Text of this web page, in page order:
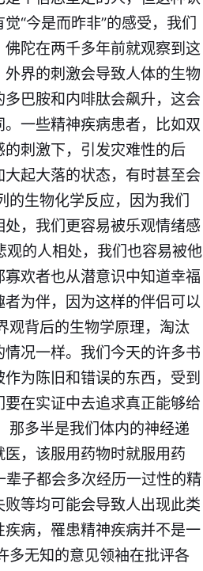
“今是而昨非”的感受，我们
陀在两千多年前就观察到这
界的刺激会导致人体的生物
巴胺和内啡肽会飙升，这会
一些精神疾病患者，比如双
刺激下，引发灾难性的后
起大落的状态，有时甚至会
的生物化学反应，因为我们
，我们更容易被乐观情绪感
的人相处，我们也容易被他
欢者也从潜意识中知道幸福
为伴，因为这样的伴侣可以
观背后的生物学原理，淘汰
况一样。我们今天的许多书
为陈旧和错误的东西，受到
在实证中去追求真正能够给
那多半是我们体内的神经递
，该服用药物时就服用药
子都会多次经历一过性的精
等均可能会导致人出现此类
病，罹患精神疾病并不是一
多无知的意见领袖在批评各